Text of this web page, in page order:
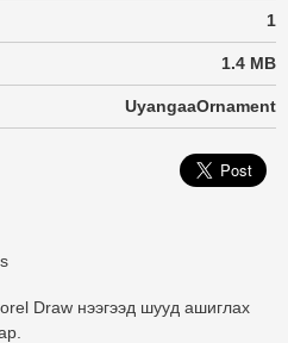
1
1.4 MB
UyangaaOrnament
Draw нээгээд шууд ашиглах